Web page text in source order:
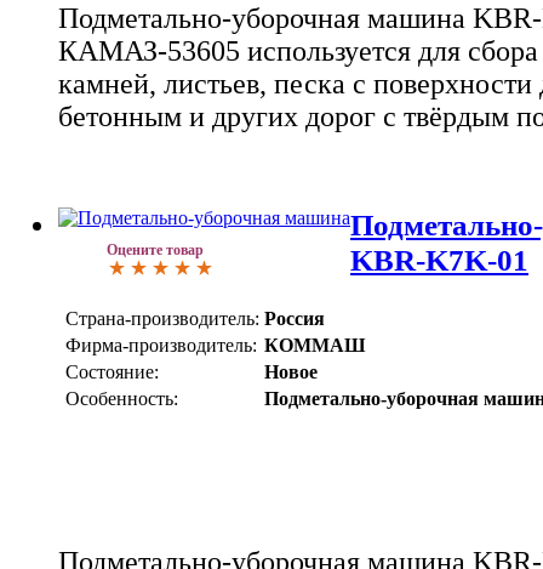
Подметально-уборочная машина
КАМАЗ-53605 используется для
камней, листьев, песка с
бетонным и других дорог с твёрдым
Оцените товар
KBR-K7K-01
Страна-производитель: Россия
Фирма-производитель: КОММАШ
Состояние:
Новое
Особенность:
Подметально-уборочная
Подметально-уборочная машина